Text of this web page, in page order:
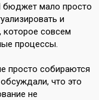
бюджет мало просто
и
которое совсем
процессы.
просто собираются
что это
не